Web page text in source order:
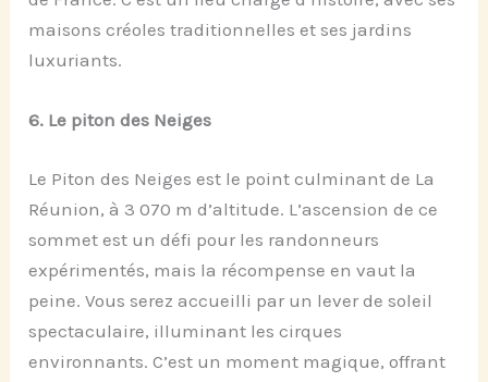
maisons créoles traditionnelles et ses jardins
luxuriants.
6. Le piton des Neiges
Le Piton des Neiges est le point culminant de La
Réunion, à 3 070 m d’altitude. L’ascension de ce
sommet est un défi pour les randonneurs
expérimentés, mais la récompense en vaut la
peine. Vous serez accueilli par un lever de soleil
spectaculaire, illuminant les cirques
environnants. C’est un moment magique, offrant